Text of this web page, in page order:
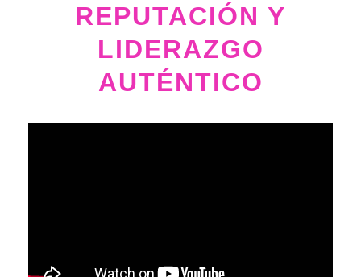
REPUTACIÓN Y
LIDERAZGO
AUTÉNTICO